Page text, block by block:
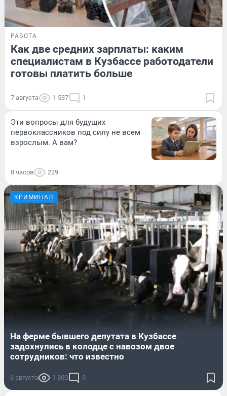
РАБОТА
Как две средних зарплаты: каким
специалистам в Кузбассе работодатели
готовы платить больше
7 августа 1 537 1
Эти вопросы для будущих
первоклассников под силу не всем
взрослым. А вам?
8 часов 229
КРИМИНАЛ
На ферме бывшего депутата в Кузбассе
задохнулись в колодце с навозом двое
сотрудников: что известно
6 августа 1 800 9